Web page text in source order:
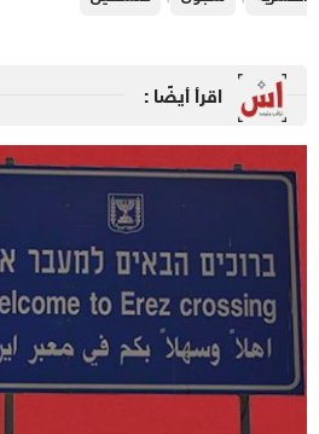
اقرأ أيضًا :